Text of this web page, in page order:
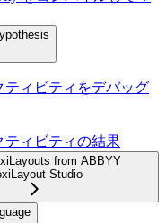
ティビティをデバッグ
ティビティの結果
from ABBYY
Studio